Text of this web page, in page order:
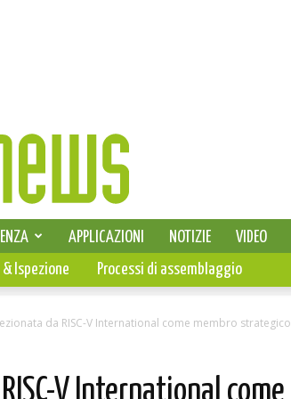
DI ELETTRONICA
APPLICAZIONI NOTIZIE
VIDEO
& Ispezione Processi di assemblaggio
da RISC-V International come membro strategico
V International come